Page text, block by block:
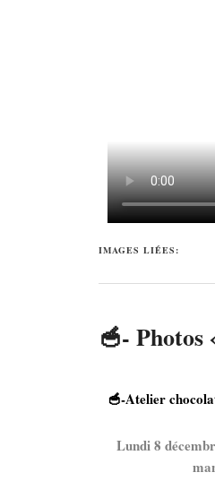
IMAGES LIÉES:
🥣-
🥣-Atelier
Lundi 8